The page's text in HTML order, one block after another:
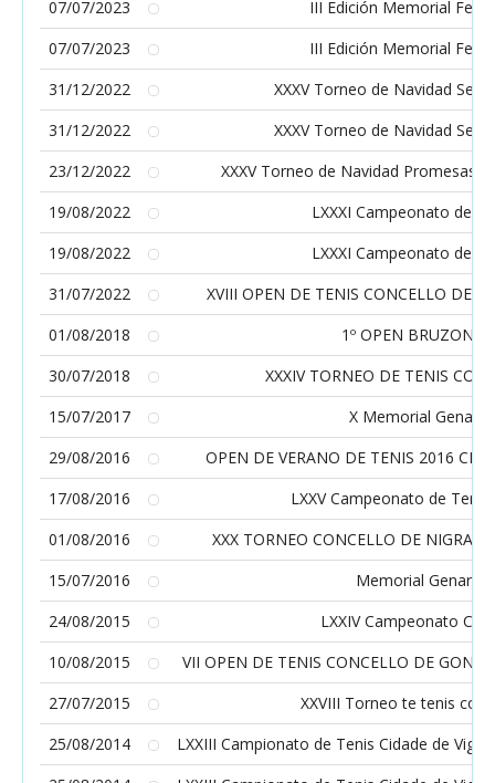
07/07/2023
III Edición Memorial
07/07/2023
III Edición Memorial
31/12/2022
XXXV Torneo de Navidad
31/12/2022
XXXV Torneo de Navidad
23/12/2022
XXXV Torneo de Navidad Promesas
19/08/2022
LXXXI Campeonato de
19/08/2022
LXXXI Campeonato de
31/07/2022
XVIII OPEN DE TENIS CONCELLO DE
01/08/2018
1º OPEN BRUZON
30/07/2018
XXXIV TORNEO DE TENIS
15/07/2017
X Memorial Genaro
29/08/2016
OPEN DE VERANO DE TENIS 2016
17/08/2016
LXXV Campeonato de Tenis
01/08/2016
XXX TORNEO CONCELLO DE NIGRAN
15/07/2016
Memorial Genaro
24/08/2015
LXXIV Campeonato
10/08/2015
VII OPEN DE TENIS CONCELLO DE
27/07/2015
XXVIII Torneo te tenis
25/08/2014
LXXIII Campionato de Tenis Cidade de